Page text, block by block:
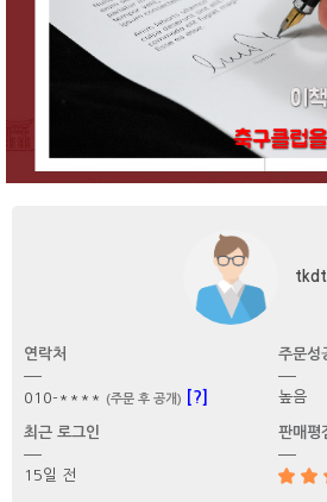
연락처
010-**** (주문 후 공개) [?]
주문성
높음
최근 로그인
15일 전
판매평